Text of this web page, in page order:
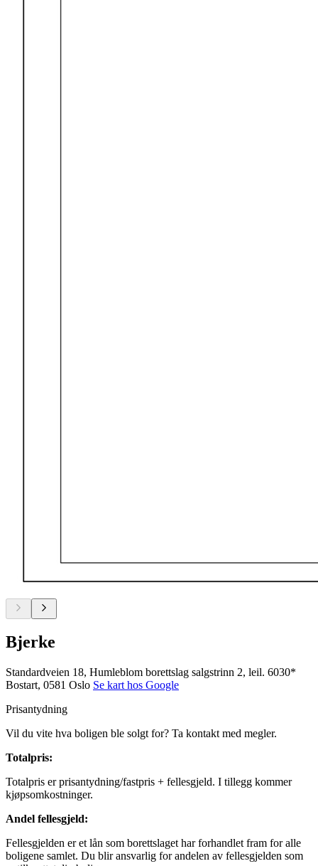
Bjerke
Standardveien 18, Humleblom borettslag salgstrinn 2, leil. 6030*
Bostart, 0581 Oslo Se kart hos Google
Prisantydning
Vil du vite hva boligen ble solgt for? Ta kontakt med megler.
Totalpris:
Totalpris er prisantydning/fastpris + fellesgjeld. I tillegg kommer
kjøpsomkostninger.
Andel fellesgjeld:
Fellesgjelden er et lån som borettslaget har forhandlet fram for alle
boligene samlet. Du blir ansvarlig for andelen av fellesgjelden som